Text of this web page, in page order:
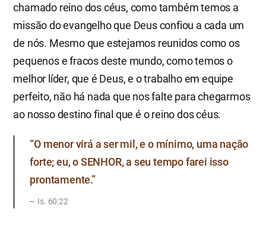
chamado reino dos céus, como também temos a
missão do evangelho que Deus confiou a cada um
de nós. Mesmo que estejamos reunidos como os
pequenos e fracos deste mundo, como temos o
melhor líder, que é Deus, e o trabalho em equipe
perfeito, não há nada que nos falte para chegarmos
ao nosso destino final que é o reino dos céus.
“O menor virá a ser mil, e o mínimo, uma nação
forte; eu, o SENHOR, a seu tempo farei isso
prontamente.”
Is. 60:22